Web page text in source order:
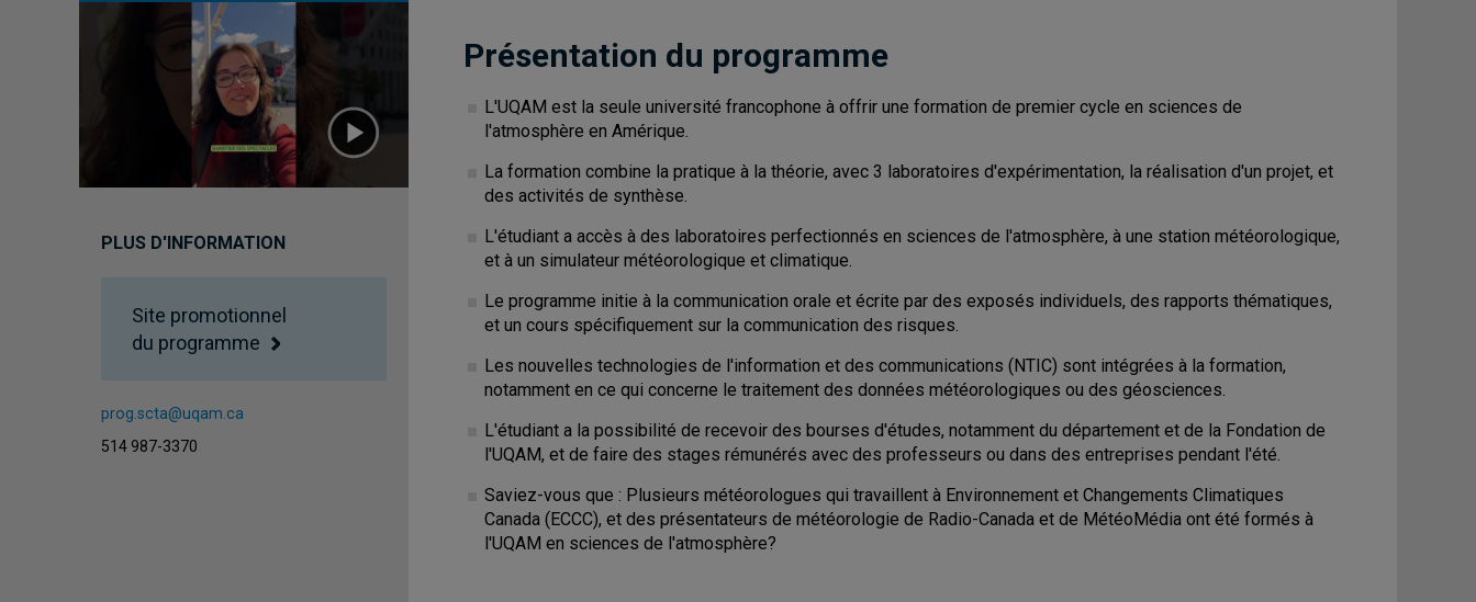
PLUS D'INFORMATION
Site promotionnel
du programme
prog.scta@uqam.ca
514 987-3370
Présentation du programme
L'UQAM est la seule université francophone à offrir une formation de premier cycle en sciences de
l'atmosphère en Amérique.
La formation combine la pratique à la théorie, avec 3 laboratoires d'expérimentation, la réalisation d'un projet, et
des activités de synthèse.
L'étudiant a accès à des laboratoires perfectionnés en sciences de l'atmosphère, à une station météorologique,
et à un simulateur météorologique et climatique.
Le programme initie à la communication orale et écrite par des exposés individuels, des rapports thématiques,
et un cours spécifiquement sur la communication des risques.
Les nouvelles technologies de l'information et des communications (NTIC) sont intégrées à la formation,
notamment en ce qui concerne le traitement des données météorologiques ou des géosciences.
L'étudiant a la possibilité de recevoir des bourses d'études, notamment du département et de la Fondation de
l'UQAM, et de faire des stages rémunérés avec des professeurs ou dans des entreprises pendant l'été.
Saviez-vous que : Plusieurs météorologues qui travaillent à Environnement et Changements Climatiques
Canada (ECCC), et des présentateurs de météorologie de Radio-Canada et de MétéoMédia ont été formés à
l'UQAM en sciences de l'atmosphère?